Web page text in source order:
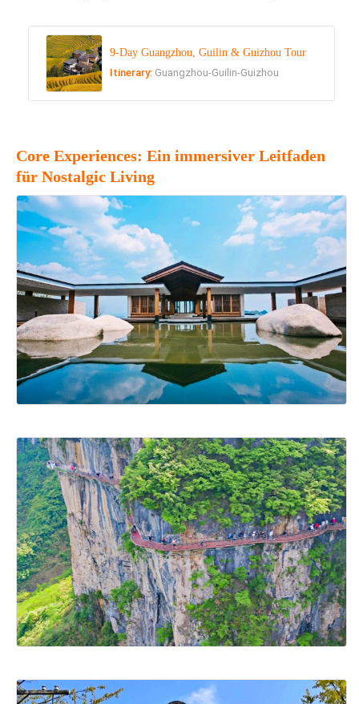
9-Day Guangzhou, Guilin & Guizhou Tour
Itinerary: Guangzhou-Guilin-Guizhou
Core Experiences: Ein immersiver Leitfaden
für Nostalgic Living